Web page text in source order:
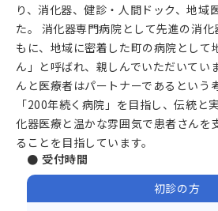
り、消化器、健診・人間ドック、地域
た。 消化器専門病院として先進の消
もに、地域に密着した町の病院として
ん」と呼ばれ、親しんでいただいてい
んと医療者はパートナーであるという
「200年続く病院」を目指し、伝統と
化器医療と温かな雰囲気で患者さんを
ることを目指しています。
● 受付時間
初診の方